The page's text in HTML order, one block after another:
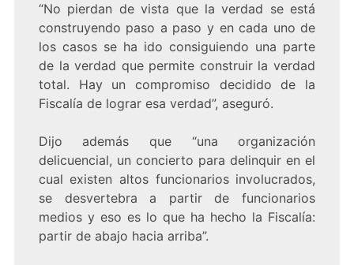
“No pierdan de vista que la verdad se está
construyendo paso a paso y en cada uno de
los casos se ha ido consiguiendo una parte
de la verdad que permite construir la verdad
total. Hay un compromiso decidido de la
Fiscalía de lograr esa verdad”, aseguró.
Dijo además que “una organización
delicuencial, un concierto para delinquir en el
cual existen altos funcionarios involucrados,
se desvertebra a partir de funcionarios
medios y eso es lo que ha hecho la Fiscalía:
partir de abajo hacia arriba”.